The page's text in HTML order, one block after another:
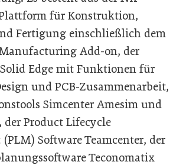
für Konstruktion,
Fertigung einschließlich dem
Add-on, der
Edge mit Funktionen für
und PCB-Zusammenarbeit,
Simcenter Amesim und
der Product Lifecycle
Software Teamcenter, der
Teconomatix